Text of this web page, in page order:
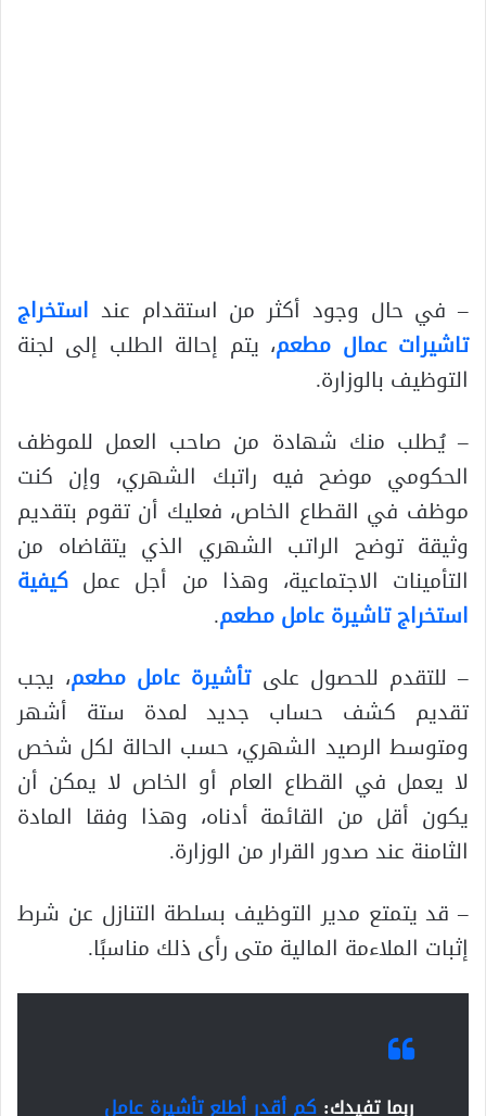
– في حال وجود أكثر من استقدام عند استخراج
تاشيرات عمال مطعم، يتم إحالة الطلب إلى لجنة
التوظيف بالوزارة.
– يُطلب منك شهادة من صاحب العمل للموظف
الحكومي موضح فيه راتبك الشهري، وإن كنت
موظف في القطاع الخاص، فعليك أن تقوم بتقديم
وثيقة توضح الراتب الشهري الذي يتقاضاه من
التأمينات الاجتماعية، وهذا من أجل عمل كيفية
استخراج تاشيرة عامل مطعم.
– للتقدم للحصول علىتأشيرة عامل مطعم، يجب
تقديم كشف حساب جديد لمدة ستة أشهر
ومتوسط ​​الرصيد الشهري، حسب الحالة لكل شخص
لا يعمل في القطاع العام أو الخاص لا يمكن أن
يكون أقل من القائمة أدناه، وهذا وفقا المادة
الثامنة عند صدور القرار من الوزارة.
– قد يتمتع مدير التوظيف بسلطة التنازل عن شرط
إثبات الملاءمة المالية متى رأى ذلك مناسبًا.
ربما تفيدك: كم أقدر أطلع تأشيرة عامل